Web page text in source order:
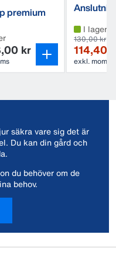
premium
kr
I lager
130,00 kr
114,40
exkl. moms
säkra vare sig det är
Du kan din gård och
du behöver om de
behov.